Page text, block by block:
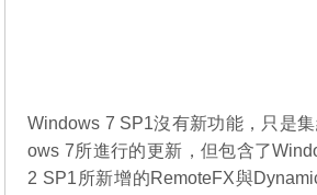
Windows 7 SP1沒有新功能，只是
ows 7所進行的更新，但包含了
2 SP1所新增的RemoteFX與